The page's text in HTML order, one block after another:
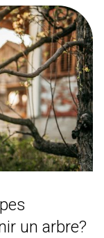
un arbre?